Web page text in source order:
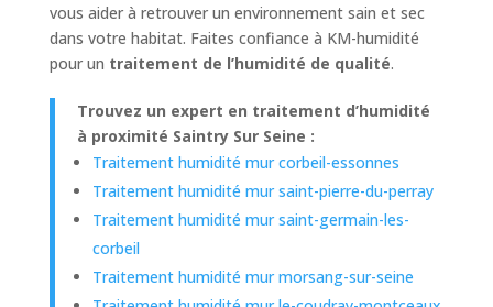
vous aider à retrouver un environnement sain et sec
dans votre habitat. Faites confiance à KM-humidité
pour un traitement de l’humidité de qualité.
Trouvez un expert en traitement d’humidité
à proximité Saintry Sur Seine :
Traitement humidité mur corbeil-essonnes
Traitement humidité mur saint-pierre-du-perray
Traitement humidité mur saint-germain-les-
corbeil
Traitement humidité mur morsang-sur-seine